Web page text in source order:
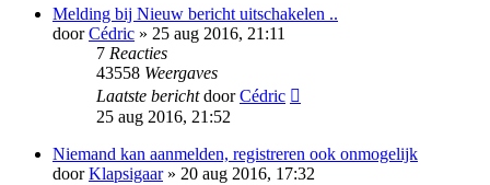
Melding bij Nieuw bericht uitschakelen ..
doorCédric » 25 aug 2016, 21:11
7 Reacties
43558 Weergaves
Laatste berichtdoorCédric
25 aug 2016, 21:52
Niemand kan aanmelden, registreren ook onmogelijk
doorKlapsigaar» 20 aug 2016, 17:32